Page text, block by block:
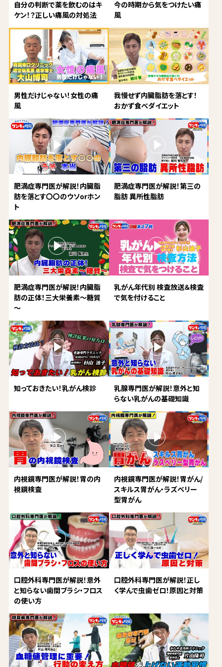
自分の判断で薬を飲むのはキ
ケン！？正しい痛風の対処法
今の時期から気をつけたい痛
風
男性だけじゃない！女性の痛
風
我慢せず内臓脂肪を落とす！
おかず食べダイエット
肥満症専門医が解説！内臓脂
肪を落とす〇〇のウソorホン
ト
肥満症専門医が解説！第三の
脂肪 異所性脂肪
肥満症専門医が解説！内臓脂
肪の正体！三大栄養素～糖質
～
乳がん年代別 検査放送＆検査
で気を付けること
知っておきたい！乳がん検診
乳腺専門医が解説！意外と知
らない乳がんの基礎知識
内視鏡専門医が解説！胃の内
視鏡検査
内視鏡専門医が解説！胃がん/
スキルス胃がん・ラズベリー
型胃がん
口腔外科専門医が解説！意外
と知らない歯間ブラシ・フロス
の使い方
口腔外科専門医が解説！正し
く学んで虫歯ゼロ！原因と対策